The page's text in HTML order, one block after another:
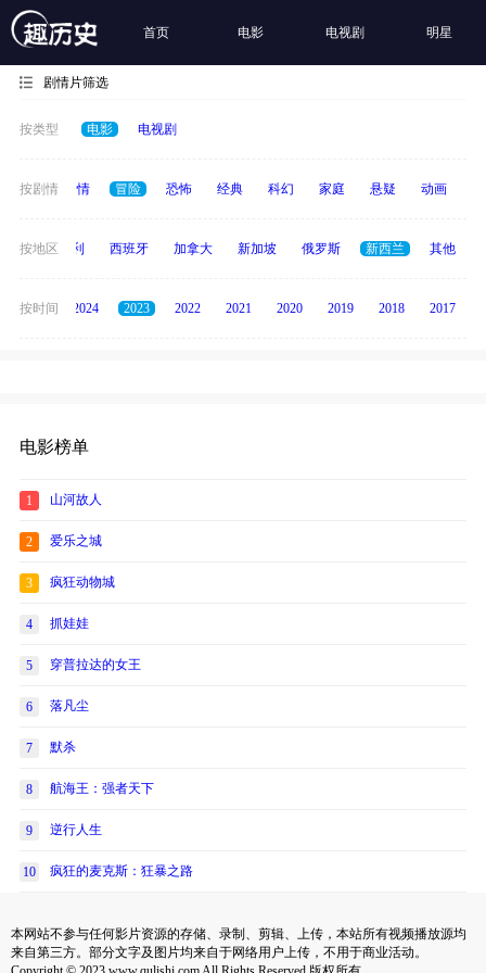
首页 电影 电视剧 明星
剧情片筛选
按类型 电影 电视剧
按剧情
喜剧 爱情 冒险 恐怖 经典 科幻 家庭 悬疑 动画
按地区
度 意大利 西班牙 加拿大 新加坡 俄罗斯 新西兰 其他
按时间
2025 2024 2023 2022 2021 2020 2019 2018 2017
电影榜单
1 山河故人
2 爱乐之城
3 疯狂动物城
4 抓娃娃
5 穿普拉达的女王
6 落凡尘
7 默杀
8 航海王：强者天下
9 逆行人生
10 疯狂的麦克斯：狂暴之路
本网站不参与任何影片资源的存储、录制、剪辑、上传，本站所有视频播放源均
来自第三方。部分文字及图片均来自于网络用户上传，不用于商业活动。